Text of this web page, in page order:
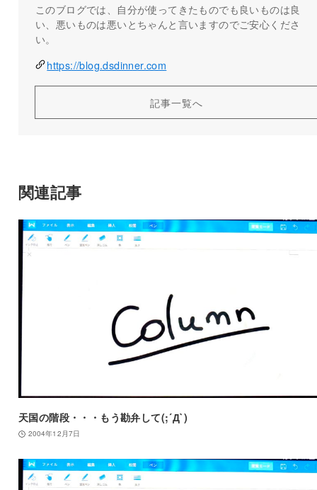
このブログでは、自分が使ってきたものでも良いものは良
い、悪いものは悪いとちゃんと言いますのでご安心くださ
い。
https://blog.dsdinner.com
記事一覧へ
関連記事
天国の階段・・・もう勘弁して(;´Д`)
2004年12月7日